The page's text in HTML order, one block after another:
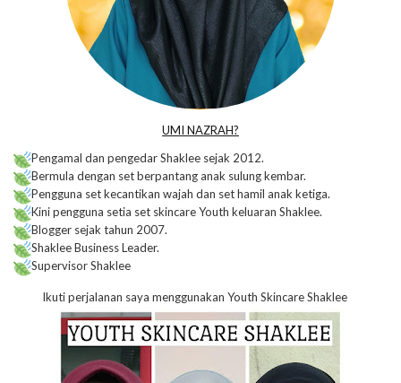
UMI NAZRAH?
Pengamal dan pengedar Shaklee sejak 2012.
Bermula dengan set berpantang anak sulung kembar.
Pengguna set kecantikan wajah dan set hamil anak ketiga.
Kini pengguna setia set skincare Youth keluaran Shaklee.
Blogger sejak tahun 2007.
Shaklee Business Leader.
Supervisor Shaklee
Ikuti perjalanan saya menggunakan Youth Skincare Shaklee